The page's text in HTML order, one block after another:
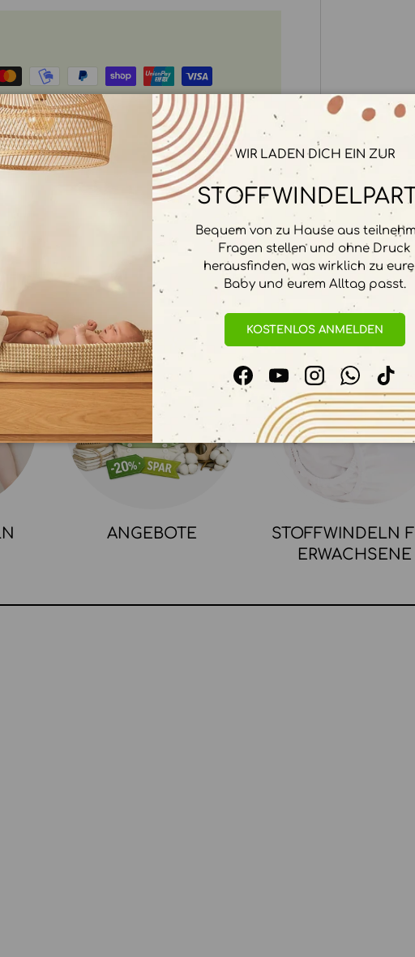
Wir speichern keine
ANGEBOTE
STOFFWINDELN
ERWACHSENE
WIR LADEN DICH EIN ZUR
Bequem von zu Hause aus
Fragen stellen und ohne Druck
herausfinden, was wirklich zu
Baby und eurem Alltag passt.
KOSTENLOS ANMELDEN
FacebookYouTubeInstagramWhatsApp